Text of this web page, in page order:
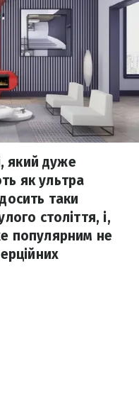
який дуже
як ультра
таки
століття, і,
популярним не